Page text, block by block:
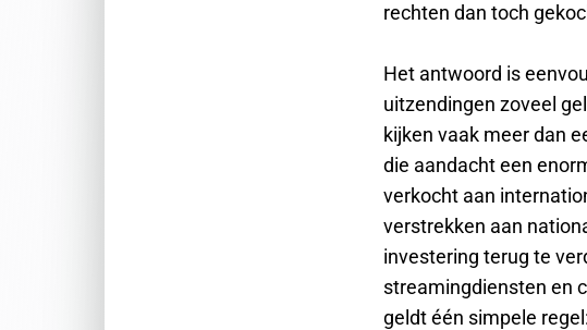
rechten dan toch
Het antwoord is
uitzendingen zoveel
kijken vaak meer dan
die aandacht een
verkocht aan
verstrekken aan
investering terug te
streamingdiensten en
geldt één simpele